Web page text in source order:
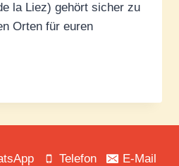
la Liez) gehört sicher zu
Orten für euren
Telefon E-Mail